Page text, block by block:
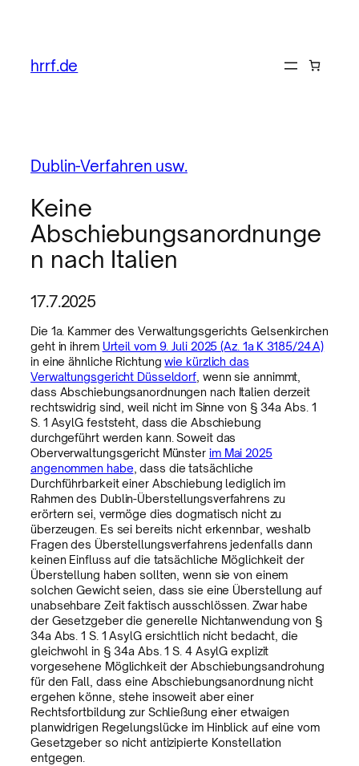
hrrf.de
Dublin-Verfahren usw.
Keine
Abschiebungsanordnunge
n nach Italien
17.7.2025
Die 1a. Kammer des Verwaltungsgerichts Gelsenkirchen
geht in ihrem Urteil vom 9. Juli 2025 (Az. 1a K 3185/24.A)
in eine ähnliche Richtungwie kürzlich das
Verwaltungsgericht Düsseldorf , wenn sie annimmt,
dass Abschiebungsanordnungen nach Italien derzeit
rechtswidrig sind, weil nicht im Sinne von § 34a Abs. 1
S. 1 AsylG feststeht, dass die Abschiebung
durchgeführt werden kann. Soweit das
Oberverwaltungsgericht Münster im Mai 2025
angenommen habe , dass die tatsächliche
Durchführbarkeit einer Abschiebung lediglich im
Rahmen des Dublin-Überstellungsverfahrens zu
erörtern sei, vermöge dies dogmatisch nicht zu
überzeugen. Es sei bereits nicht erkennbar, weshalb
Fragen des Überstellungsverfahrens jedenfalls dann
keinen Einfluss auf die tatsächliche Möglichkeit der
Überstellung haben sollten, wenn sie von einem
solchen Gewicht seien, dass sie eine Überstellung auf
unabsehbare Zeit faktisch ausschlössen. Zwar habe
der Gesetzgeber die generelle Nichtanwendung von §
34a Abs. 1 S. 1 AsylG ersichtlich nicht bedacht, die
gleichwohl in § 34a Abs. 1 S. 4 AsylG explizit
vorgesehene Möglichkeit der Abschiebungsandrohung
für den Fall, dass eine Abschiebungsanordnung nicht
ergehen könne, stehe insoweit aber einer
Rechtsfortbildung zur Schließung einer etwaigen
planwidrigen Regelungslücke im Hinblick auf eine vom
Gesetzgeber so nicht antizipierte Konstellation
entgegen.